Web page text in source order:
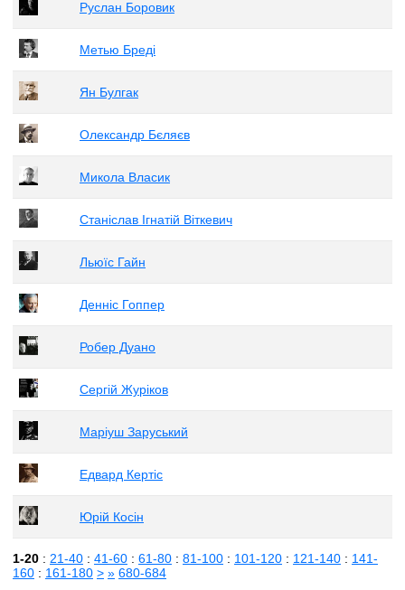
Руслан Боровик
Метью Бреді
Ян Булгак
Олександр Бєляєв
Микола Власик
Станіслав Ігнатій Віткевич
Льюїс Гайн
Денніс Гоппер
Робер Дуано
Сергій Журіков
Маріуш Заруський
Едвард Кертіс
Юрій Косін
1-20 : 21-40 : 41-60 : 61-80 : 81-100 : 101-120 : 121-140 : 141-
160 : 161-180 > » 680-684